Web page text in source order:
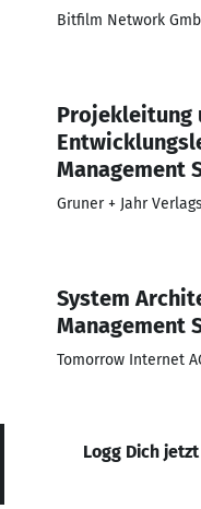
Bitfilm Network
Projekleitung
Management
Gruner + Jahr
System
Management
Tomorrow Internet
Logg Dich